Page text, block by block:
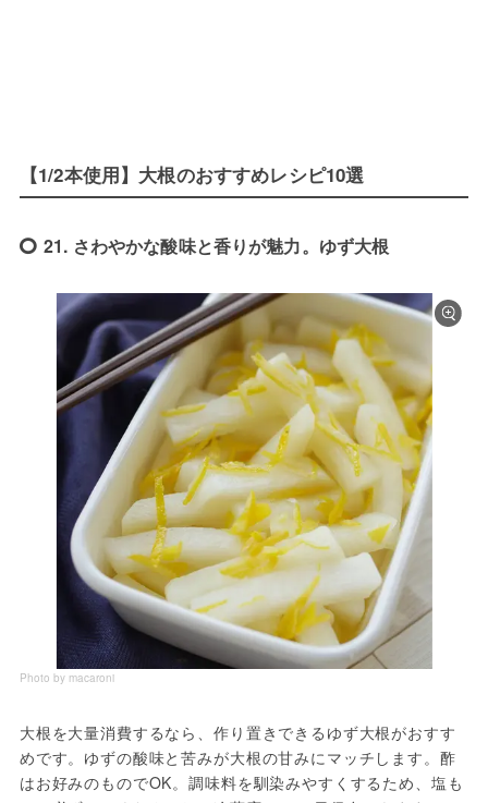
【1/2本使用】大根のおすすめレシピ10選
21. さわやかな酸味と香りが魅力。ゆず大根
Photo by macaroni
大根を大量消費するなら、作り置きできるゆず大根がおすす
めです。ゆずの酸味と苦みが大根の甘みにマッチします。酢
はお好みのものでOK。調味料を馴染みやすくするため、塩も